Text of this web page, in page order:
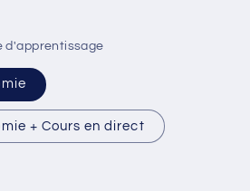
d'apprentissage
+ Cours en direct